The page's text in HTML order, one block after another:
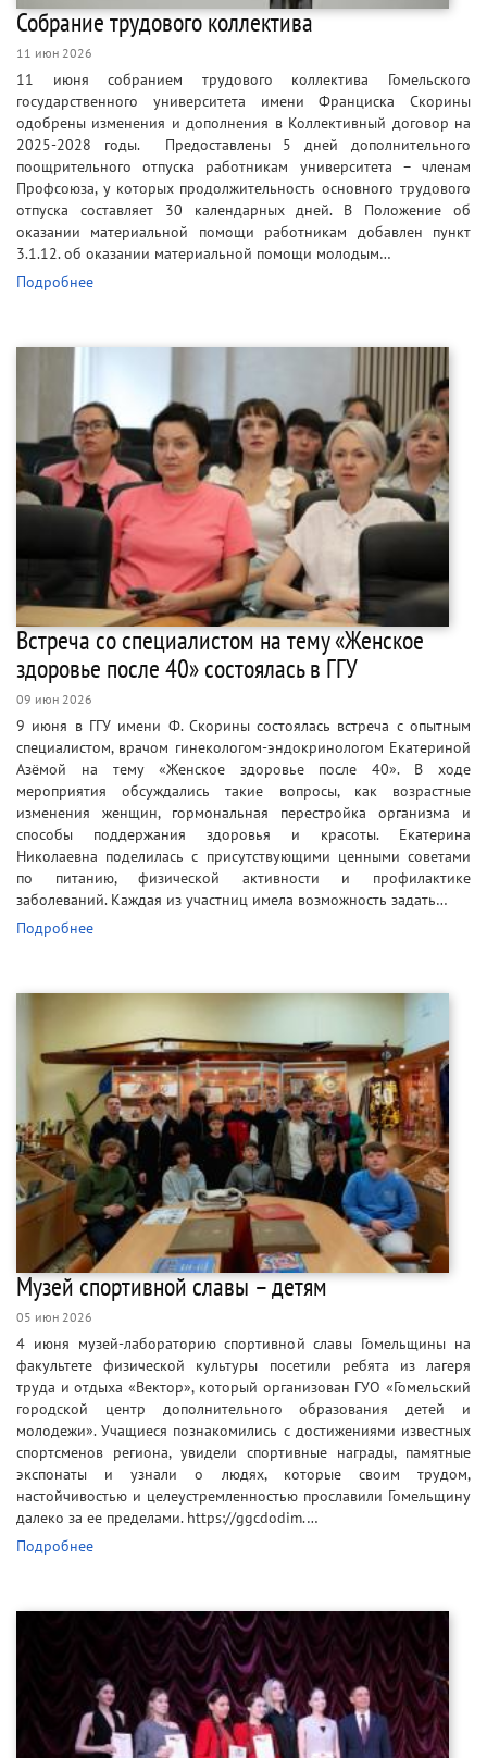
Собрание трудового коллектива
11 июн 2026
11 июня собранием трудового коллектива Гомельского
государственного университета имени Франциска Скорины
одобрены изменения и дополнения в Коллективный договор на
2025-2028 годы. Предоставлены 5 дней дополнительного
поощрительного отпуска работникам университета – членам
Профсоюза, у которых продолжительность основного трудового
отпуска составляет 30 календарных дней. В Положение об
оказании материальной помощи работникам добавлен пункт
3.1.12. об оказании материальной помощи молодым…
Подробнее
Встреча со специалистом на тему «Женское
здоровье после 40» состоялась в ГГУ
09 июн 2026
9 июня в ГГУ имени Ф. Скорины состоялась встреча с опытным
специалистом, врачом гинекологом-эндокринологом Екатериной
Азёмой на тему «Женское здоровье после 40». В ходе
мероприятия обсуждались такие вопросы, как возрастные
изменения женщин, гормональная перестройка организма и
способы поддержания здоровья и красоты. Екатерина
Николаевна поделилась с присутствующими ценными советами
по питанию, физической активности и профилактике
заболеваний. Каждая из участниц имела возможность задать…
Подробнее
Музей спортивной славы – детям
05 июн 2026
4 июня музей-лабораторию спортивной славы Гомельщины на
факультете физической культуры посетили ребята из лагеря
труда и отдыха «Вектор», который организован ГУО «Гомельский
городской центр дополнительного образования детей и
молодежи». Учащиеся познакомились с достижениями известных
спортсменов региона, увидели спортивные награды, памятные
экспонаты и узнали о людях, которые своим трудом,
настойчивостью и целеустремленностью прославили Гомельщину
далеко за ее пределами. https://ggcdodim.…
Подробнее